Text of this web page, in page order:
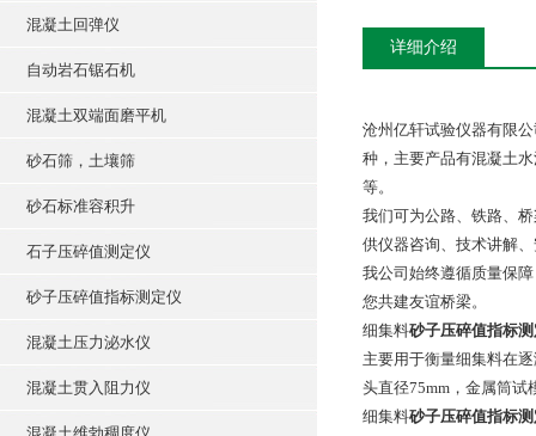
混凝土回弹仪
自动岩石锯石机
混凝土双端面磨平机
砂石筛，土壤筛
砂石标准容积升
石子压碎值测定仪
砂子压碎值指标测定仪
混凝土压力泌水仪
混凝土贯入阻力仪
详细介绍
沧州亿轩试验仪器有限
种，主要产品有混凝土
等。
我们可为公路、铁路、
供仪器咨询、技术讲解
我公司始终遵循质量保
您共建友谊桥梁。
细集料砂子压碎值指标
主要用于衡量细集料在
头直径75mm，金属筒试
细集料砂子压碎值指标